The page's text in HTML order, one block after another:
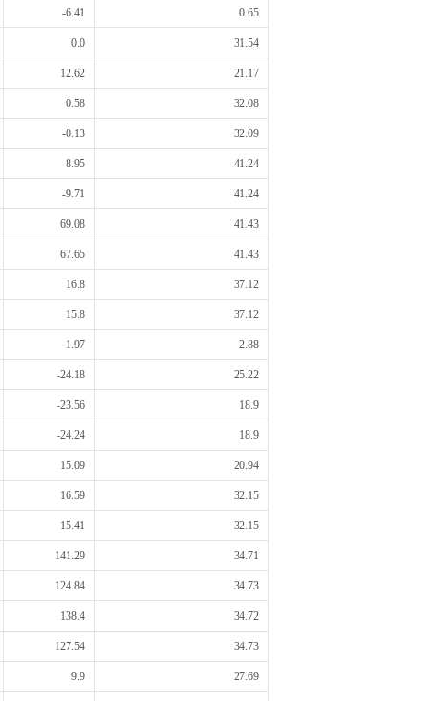
-6.41 0.65
0.0 31.54
12.62 21.17
0.58 32.08
-0.13 32.09
-8.95 41.24
-9.71 41.24
69.08 41.43
67.65 41.43
16.8 37.12
15.8 37.12
1.97 2.88
-24.18 25.22
-23.56 18.9
-24.24 18.9
15.09 20.94
16.59 32.15
15.41 32.15
141.29 34.71
124.84 34.73
138.4 34.72
127.54 34.73
9.9 27.69